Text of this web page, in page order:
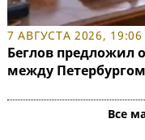
7 АВГУСТА 2026, 19:06
Беглов предложил
между
Все